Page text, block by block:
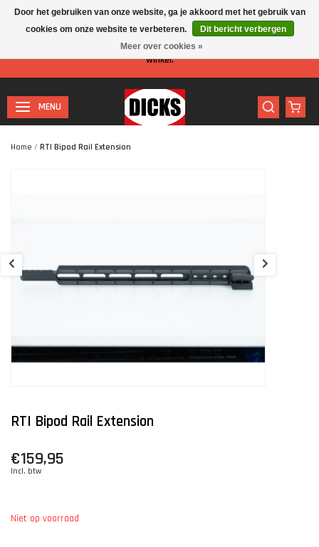
Let op: I.v.m. de zomervakantie is er minder personeel aanwezig in de
winkel.
MENU
Home / RTI Bipod Rail Extension
RTI Bipod Rail Extension
€159,95
Incl. btw
Niet op voorraad
Door het gebruiken van onze website, ga je akkoord met het gebruik van
cookies om onze website te verbeteren.
Dit bericht verbergen
Meer over cookies »